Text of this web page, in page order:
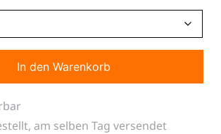
In den Warenkorb
am selben Tag versendet